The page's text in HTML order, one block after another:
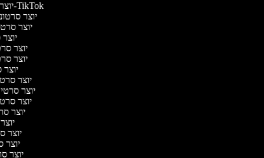
יוצר סרטונים ל-TikTok
יוצר
יוצר
יוצר
יוצר
יוצר
יוצר
יוצר סרטי
יוצר
יוצר
יוצר
יוצר
יוצר